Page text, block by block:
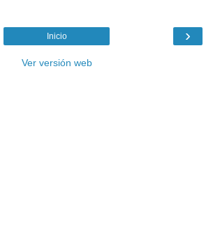
›
Inicio
Ver versión web